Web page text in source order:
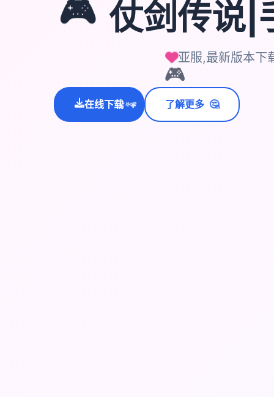
🎮
🎮 仗剑传说|
亚服,最新版本下
在线下载
✨⭐💫 了解更多 🤔